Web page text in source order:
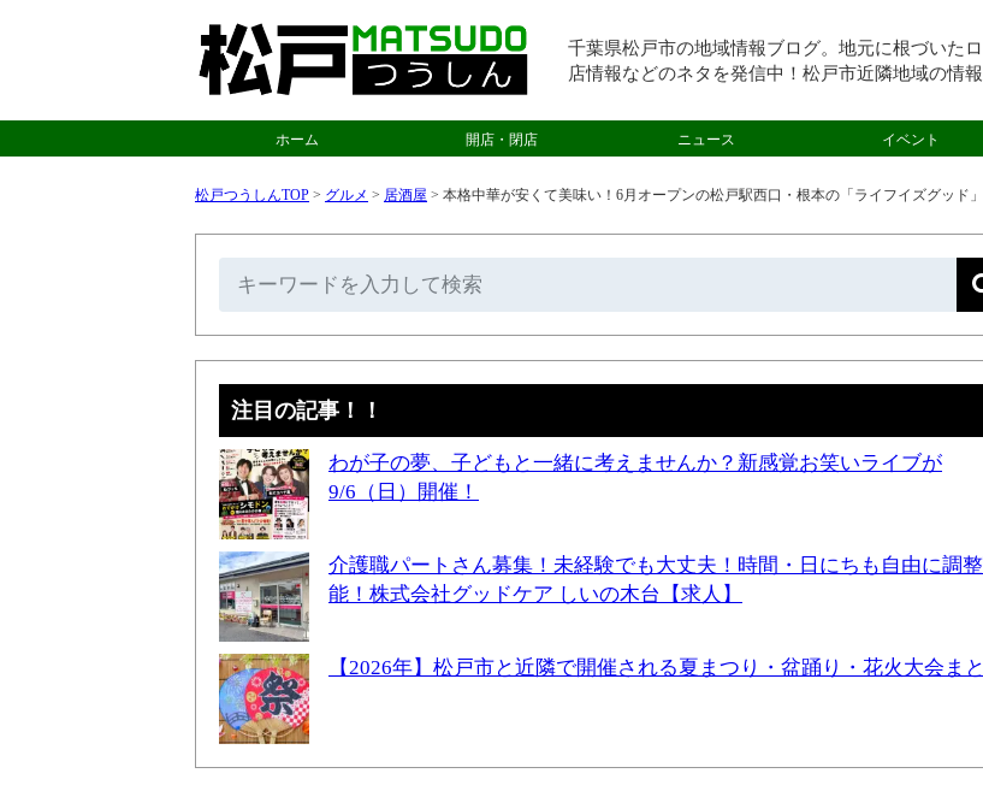
千葉県松戸市の地域情報ブログ。地元に根づいた
店情報などのネタを発信中！松戸市近隣地域の情
ホーム 開店・閉店 ニュース イベント
松戸つうしんTOP > グルメ > 居酒屋 > 本格中華が安くて美味い！6月オープンの松戸駅西口・根本の「ライフイズグッド
注目の記事！！
わが子の夢、子どもと一緒に考えませんか？新感覚お笑いライブが
9/6（日）開催！
介護職パートさん募集！未経験でも大丈夫！時間・日にちも自由に調
能！株式会社グッドケア しいの木台【求人】
【2026年】松戸市と近隣で開催される夏まつり・盆踊り・花火大会ま